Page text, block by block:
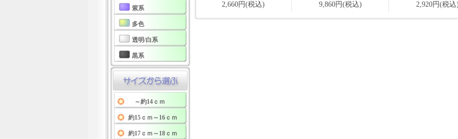
紫系
多色
透明/白系
黒系
～約14ｃｍ
約15ｃｍ～16ｃｍ
約17ｃｍ～18ｃｍ
2,660円(税込)
9,860円(税込) 2,920円(税込